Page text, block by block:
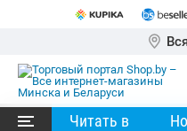
Читать в